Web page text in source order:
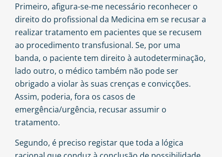
Primeiro, afigura-se-me necessário reconhecer o
direito do profissional da Medicina em se recusar a
realizar tratamento em pacientes que se recusem
ao procedimento transfusional. Se, por uma
banda, o paciente tem direito à autodeterminação,
lado outro, o médico também não pode ser
obrigado a violar às suas crenças e convicções.
Assim, poderia, fora os casos de
emergência/urgência, recusar assumir o
tratamento.
Segundo, é preciso registar que toda a lógica